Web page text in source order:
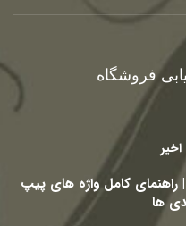
فروشگاه
کامل واژه های پیپ
ها